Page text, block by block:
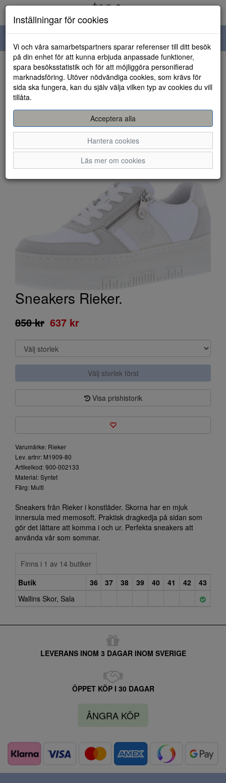
navigation
HEM
Sneakers Rieker.
850 kr 637 kr
Välj storlek först
Visa prishistorik
Varumärke: Rieker
Lev. artnr: M1909-80
Artikelkod: 900-002133
Material: Syntet
Färg: Multi
Sneakers från Rieker i konstläder. Skorna har en mjuk
innersula med memosoft. Praktisk dragkedja på sidan som
gör det lättare att komma i och ur. Perfekta sneakers att
använda vår som sommar.
Finns i 1 av 14 butiker
Butik
36 37 38 39 40 41 42
43
Wallins Skor, Sala
LEVERANS INOM 3 DAGAR INOM SVERIGE
ÖPPET KÖP I 30 DAGAR
ÅNGRA KÖP
Inställningar för cookies
Vi och våra samarbetspartners sparar referenser till ditt besök
på din enhet för att kunna erbjuda anpassade funktioner,
spara besöksstatistik och för att möjliggöra personifierad
marknadsföring. Utöver nödvändiga cookies, som krävs för
sida ska fungera, kan du själv välja vilken typ av cookies du vill
tillåta.
Acceptera alla
Hantera cookies
Läs mer om cookies